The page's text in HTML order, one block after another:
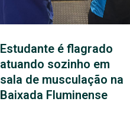
Estudante é flagrado
atuando sozinho em
sala de musculação na
Baixada Fluminense